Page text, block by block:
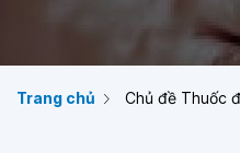
Trang chủ Chủ đề Thuốc